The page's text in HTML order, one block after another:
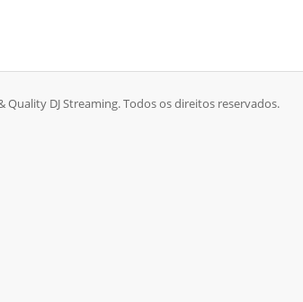
DJ Streaming. Todos os direitos reservados.